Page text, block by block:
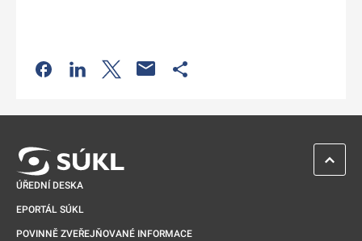
Odkaz se otevře na nové kartě
Odkaz se otevře na nové kartě
Odkaz se otevře na nové kartě
ÚŘEDNÍ DESKA
EPORTÁL SÚKL
POVINNĚ ZVEŘEJŇOVANÉ INFORMACE
ZPĚT